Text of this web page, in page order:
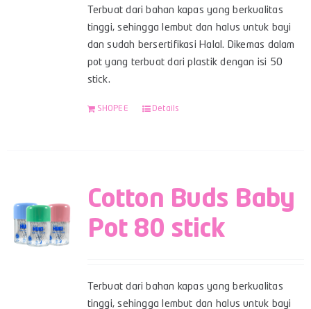
Terbuat dari bahan kapas yang berkualitas
tinggi, sehingga lembut dan halus untuk bayi
dan sudah bersertifikasi Halal. Dikemas dalam
pot yang terbuat dari plastik dengan isi 50
stick.
SHOPEE Details
Cotton Buds Baby
Pot 80 stick
Terbuat dari bahan kapas yang berkualitas
tinggi, sehingga lembut dan halus untuk bayi